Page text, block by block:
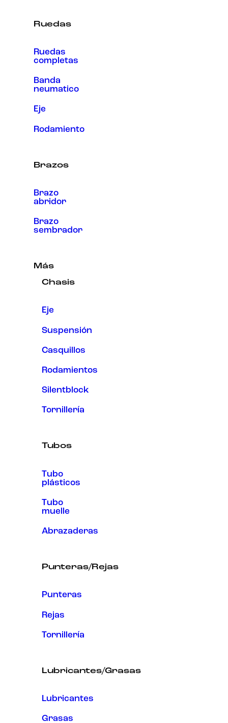
Ruedas
Ruedas
completas
Banda
neumatico
Eje
Rodamiento
Brazos
Brazo
abridor
Brazo
sembrador
Más
Chasis
Eje
Suspensión
Casquillos
Rodamientos
Silentblock
Tornillería
Tubos
Tubo
plásticos
Tubo
muelle
Abrazaderas
Punteras/Rejas
Punteras
Rejas
Tornillería
Lubricantes/Grasas
Lubricantes
Grasas